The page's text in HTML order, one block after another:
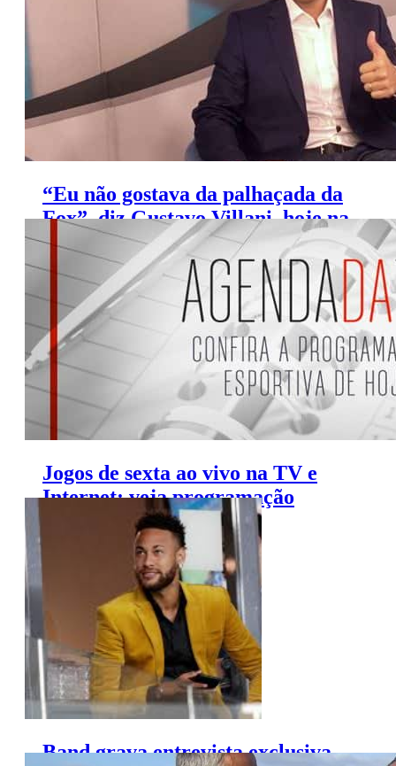
“Eu não gostava da palhaçada da
Fox”, diz Gustavo Villani, hoje na
Globo
Jogos de sexta ao vivo na TV e
Internet; veja programação
(12/7/2019)
Band grava entrevista exclusiva